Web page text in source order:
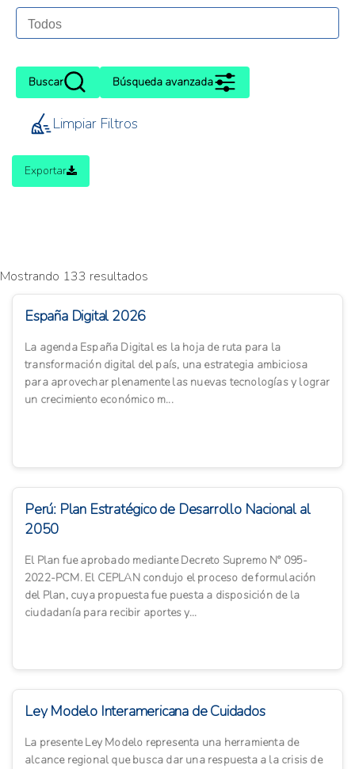
Buscar Búsqueda avanzada
Limpiar Filtros
Exportar
Mostrando 133 resultados
España Digital 2026
La agenda España Digital es la hoja de ruta para la
transformación digital del país, una estrategia ambiciosa
para aprovechar plenamente las nuevas tecnologías y lograr
un crecimiento económico m...
Perú: Plan Estratégico de Desarrollo Nacional al
2050
El Plan fue aprobado mediante Decreto Supremo Nº 095-
2022-PCM. El CEPLAN condujo el proceso de formulación
del Plan, cuya propuesta fue puesta a disposición de la
ciudadanía para recibir aportes y...
Ley Modelo Interamericana de Cuidados
La presente Ley Modelo representa una herramienta de
alcance regional que busca dar una respuesta a la crisis de